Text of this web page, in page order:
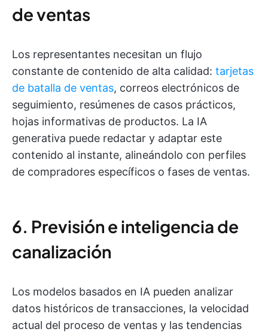
de ventas
Los representantes necesitan un flujo
constante de contenido de alta calidad: tarjetas
de batalla de ventas, correos electrónicos de
seguimiento, resúmenes de casos prácticos,
hojas informativas de productos. La IA
generativa puede redactar y adaptar este
contenido al instante, alineándolo con perfiles
de compradores específicos o fases de ventas.
6. Previsión e inteligencia de
canalización
Los modelos basados en IA pueden analizar
datos históricos de transacciones, la velocidad
actual del proceso de ventas y las tendencias